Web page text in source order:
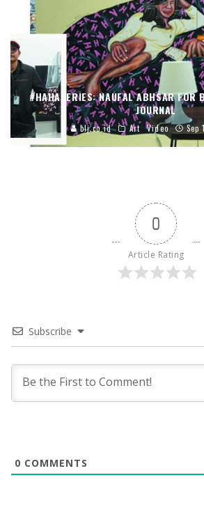
#HAHASERIES: NAUFAL ABHSAR FOR
JOURNAL
blj.co.id Art Video Sep
0
Article Rating
Subscribe
0 COMMENTS